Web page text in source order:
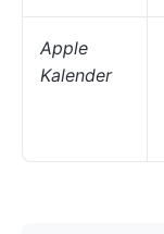
Apple
Kalender